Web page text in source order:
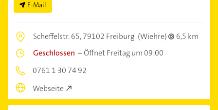
E-Mail
Scheffelstr. 65,79102 Freiburg (Wiehre)
6,5 km
Geschlossen –Öffnet Freitag um 09:00
0761 1 30 74 92
Webseite